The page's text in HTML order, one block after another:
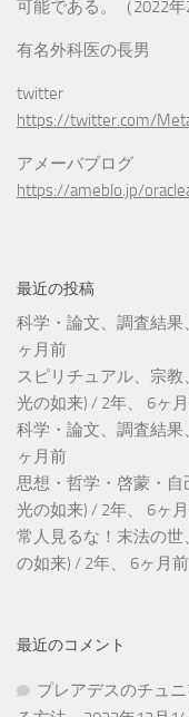
可能である。（2022年
有名外科医の長男
twitter
https://twitter.com/
アメーバブログ
https://ameblo.jp/
最近の投稿
科学・論文、調査結果
ヶ月前
スピリチュアル、宗
光の如来) / 2年、 6ヶ
科学・論文、調査結果
ヶ月前
思想・哲学・啓蒙・
光の如来) / 2年、 6ヶ
常人見るな！末法の
の如来) / 2年、 6ヶ月前
最近のコメント
プレアデスのチュ